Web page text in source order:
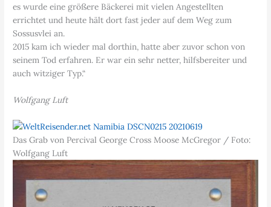
es wurde eine größere Bäckerei mit vielen Angestellten
errichtet und heute hält dort fast jeder auf dem Weg zum
Sossusvlei an.
2015 kam ich wieder mal dorthin, hatte aber zuvor schon von
seinem Tod erfahren. Er war ein sehr netter, hilfsbereiter und
auch witziger Typ.“
Wolfgang Luft
Das Grab von Percival George Cross Moose McGregor / Foto:
Wolfgang Luft